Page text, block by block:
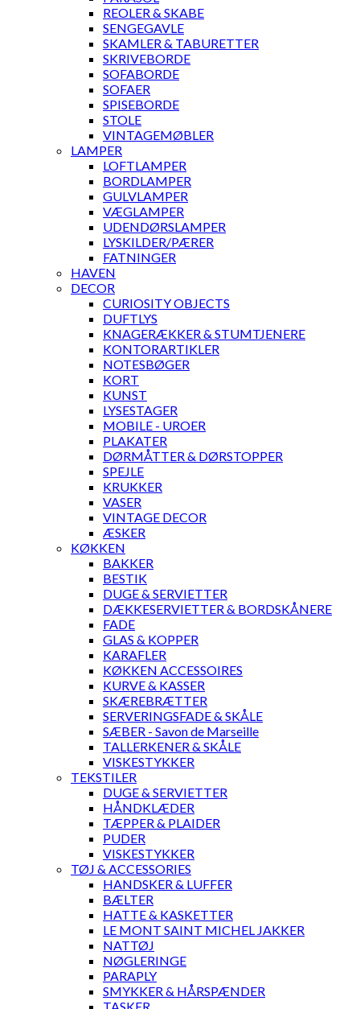
REOLER & SKABE
SENGEGAVLE
SKAMLER & TABURETTER
SKRIVEBORDE
SOFABORDE
SOFAER
SPISEBORDE
STOLE
VINTAGEMØBLER
LAMPER
LOFTLAMPER
BORDLAMPER
GULVLAMPER
VÆGLAMPER
UDENDØRSLAMPER
LYSKILDER/PÆRER
FATNINGER
HAVEN
DECOR
CURIOSITY OBJECTS
DUFTLYS
KNAGERÆKKER & STUMTJENERE
KONTORARTIKLER
NOTESBØGER
KORT
KUNST
LYSESTAGER
MOBILE - UROER
PLAKATER
DØRMÅTTER & DØRSTOPPER
SPEJLE
KRUKKER
VASER
VINTAGE DECOR
ÆSKER
KØKKEN
BAKKER
BESTIK
DUGE & SERVIETTER
DÆKKESERVIETTER & BORDSKÅNERE
FADE
GLAS & KOPPER
KARAFLER
KØKKEN ACCESSOIRES
KURVE & KASSER
SKÆREBRÆTTER
SERVERINGSFADE & SKÅLE
SÆBER - Savon de Marseille
TALLERKENER & SKÅLE
VISKESTYKKER
TEKSTILER
DUGE & SERVIETTER
HÅNDKLÆDER
TÆPPER & PLAIDER
PUDER
VISKESTYKKER
TØJ & ACCESSORIES
HANDSKER & LUFFER
BÆLTER
HATTE & KASKETTER
LE MONT SAINT MICHEL JAKKER
NATTØJ
NØGLERINGE
PARAPLY
SMYKKER & HÅRSPÆNDER